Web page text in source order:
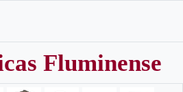
Fluminense